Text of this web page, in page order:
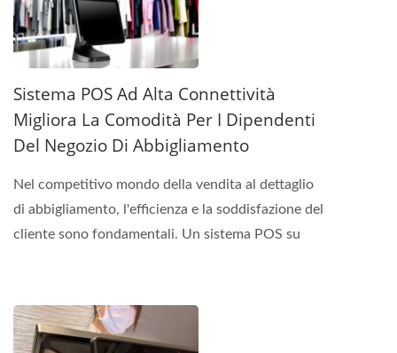
Sistema POS Ad Alta Connettività
Migliora La Comodità Per I Dipendenti
Del Negozio Di Abbigliamento
Nel competitivo mondo della vendita al dettaglio
di abbigliamento, l'efficienza e la soddisfazione del
cliente sono fondamentali. Un sistema POS su